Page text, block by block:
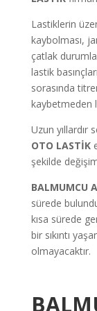
Lastiklerin
kaybolması,
çatlak
lastik
sorasında
kaybetmeden
Uzun yıllardır
OTO LASTİK
şekilde
BALMUMCU
sürede
kısa sürede
bir sıkıntı
olmayacaktır.